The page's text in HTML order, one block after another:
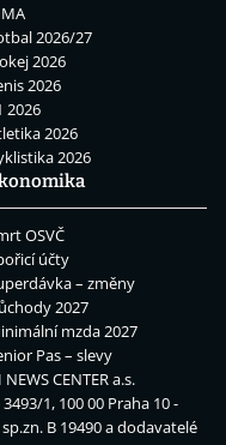
2026/27
2026
2026
2026
2026
2026
OSVČ
účty
– změny
2027
mzda 2027
Pas – slevy
NEWS CENTER a.s.
1, 100 00 Praha 10 -
B 19490 a dodavatelé